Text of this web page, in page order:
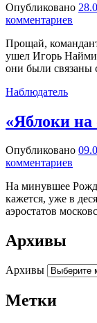
Опубликовано
комментариев
Прощай,
ушел Игорь
они были связаны
Наблюдатель
«Яблоки на
Опубликовано
комментариев
На минувшее
кажется, уже в
аэростатов
Архивы
Архивы
Метки